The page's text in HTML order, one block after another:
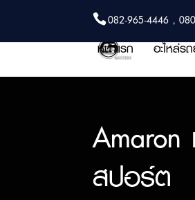
082-965-4446 ,
หน้าแรก อะไหล่ร
Amaron
สปอร์ต